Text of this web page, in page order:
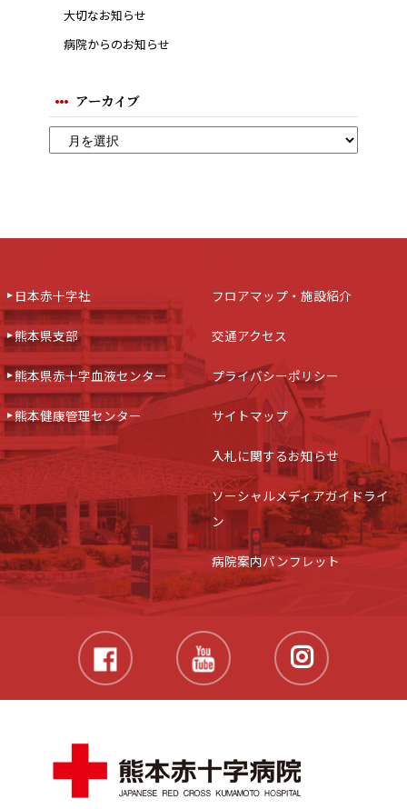
大切なお知らせ
病院からのお知らせ
アーカイブ
日本赤十字社
熊本県支部
熊本県赤十字血液センター
熊本健康管理センター
フロアマップ・施設紹介
交通アクセス
プライバシーポリシー
サイトマップ
入札に関するお知らせ
ソーシャルメディアガイドライ
ン
病院案内パンフレット